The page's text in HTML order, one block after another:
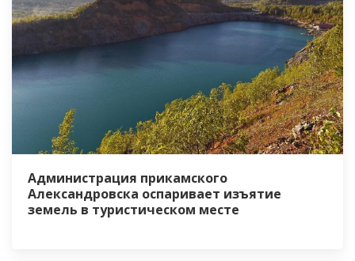
Администрация прикамского
Александровска оспаривает изъятие
земель в туристическом месте